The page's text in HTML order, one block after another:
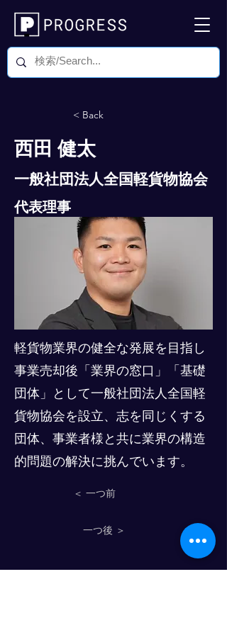
< Back
西田 健太
一般社団法人全国軽貨物協会
代表理事
軽貨物業界の健全な発展を目指し
事業売却後「業界の窓口」「基礎
団体」として一般社団法人全国軽
貨物協会を設立、志を同じくする
団体、事業者様と共に業界の構造
的問題の解決に挑んでいます。
＜ 一つ前
一つ後 ＞